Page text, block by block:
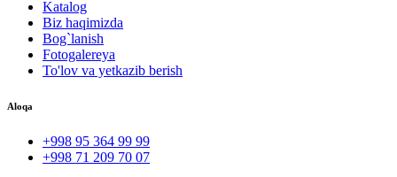
Katalog
Biz haqimizda
Bog`lanish
Fotogalereya
To'lov va yetkazib berish
Aloqa
+998 95 364 99 99
+998 71 209 70 07